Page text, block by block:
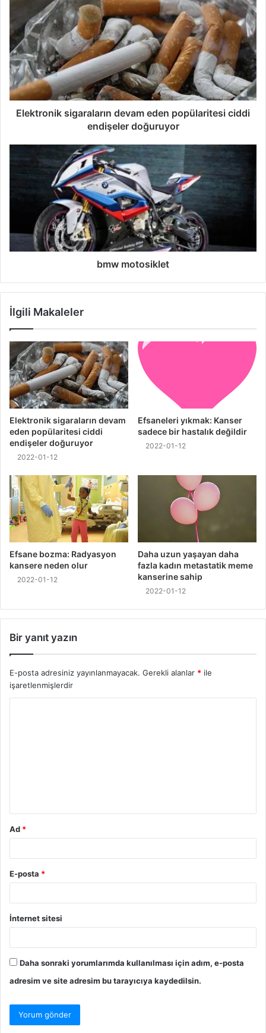
Elektronik sigaraların devam eden popülaritesi ciddi
endişeler doğuruyor
bmw motosiklet
İlgili Makaleler
Elektronik sigaraların devam
eden popülaritesi ciddi
endişeler doğuruyor
2022-01-12
Efsaneleri yıkmak: Kanser
sadece bir hastalık değildir
2022-01-12
Efsane bozma: Radyasyon
kansere neden olur
2022-01-12
Daha uzun yaşayan daha
fazla kadın metastatik meme
kanserine sahip
2022-01-12
Bir yanıt yazın
E-posta adresiniz yayınlanmayacak. Gerekli alanlar * ile
işaretlenmişlerdir
Ad *
E-posta *
İnternet sitesi
Daha sonraki yorumlarımda kullanılması için adım, e-posta
adresim ve site adresim bu tarayıcıya kaydedilsin.